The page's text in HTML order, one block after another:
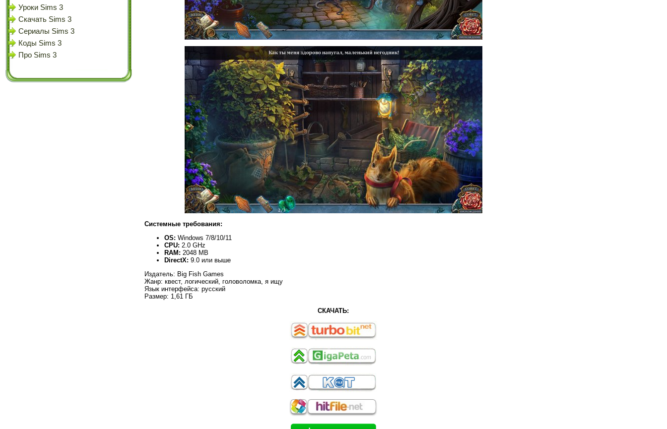
Уроки Sims 3
Скачать Sims 3
Сериалы Sims 3
Коды Sims 3
Про Sims 3
Системные требования:
OS: Windows 7/8/10/11
CPU: 2.0 GHz
RAM: 2048 MB
DirectX: 9.0 или выше
Издатель: Big Fish Games
Жанр: квест, логический, головоломка, я ищу
Язык интерфейса: русский
Размер: 1,61 ГБ
СКАЧАТЬ: